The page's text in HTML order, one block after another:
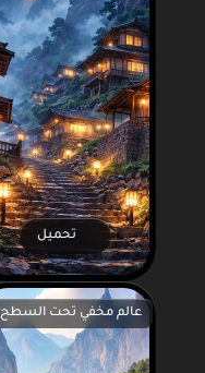
تحميل
عالم مخفي تحت السطح